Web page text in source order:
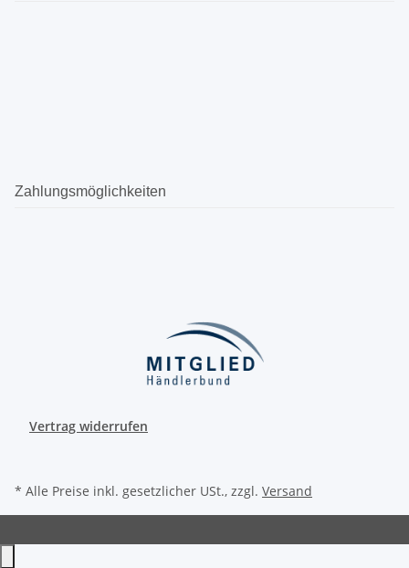
Zahlungsmöglichkeiten
Vertrag widerrufen
* Alle Preise inkl. gesetzlicher USt., zzgl. Versand